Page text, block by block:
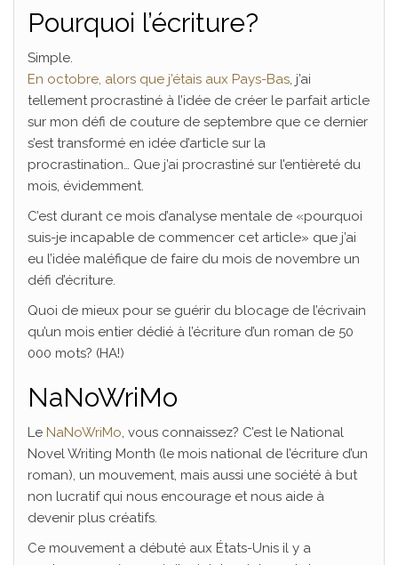
Pourquoi l’écriture?
Simple.
En octobre, alors que j’étais aux Pays-Bas, j’ai
tellement procrastiné à l’idée de créer le parfait article
sur mon défi de couture de septembre que ce dernier
s’est transformé en idée d’article sur la
procrastination… Que j’ai procrastiné sur l’entièreté du
mois, évidemment.
C’est durant ce mois d’analyse mentale de «pourquoi
suis-je incapable de commencer cet article» que j’ai
eu l’idée maléfique de faire du mois de novembre un
défi d’écriture.
Quoi de mieux pour se guérir du blocage de l’écrivain
qu’un mois entier dédié à l’écriture d’un roman de 50
000 mots? (HA!)
NaNoWriMo
Le NaNoWriMo, vous connaissez? C’est le National
Novel Writing Month (le mois national de l’écriture d’un
roman), un mouvement, mais aussi une société à but
non lucratif qui nous encourage et nous aide à
devenir plus créatifs.
Ce mouvement a débuté aux États-Unis il y a